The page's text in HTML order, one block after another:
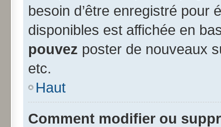
besoin d’être enregistré pour
disponibles est affichée en
pouvez poster de nouveaux
etc.
Haut
Comment modifier ou